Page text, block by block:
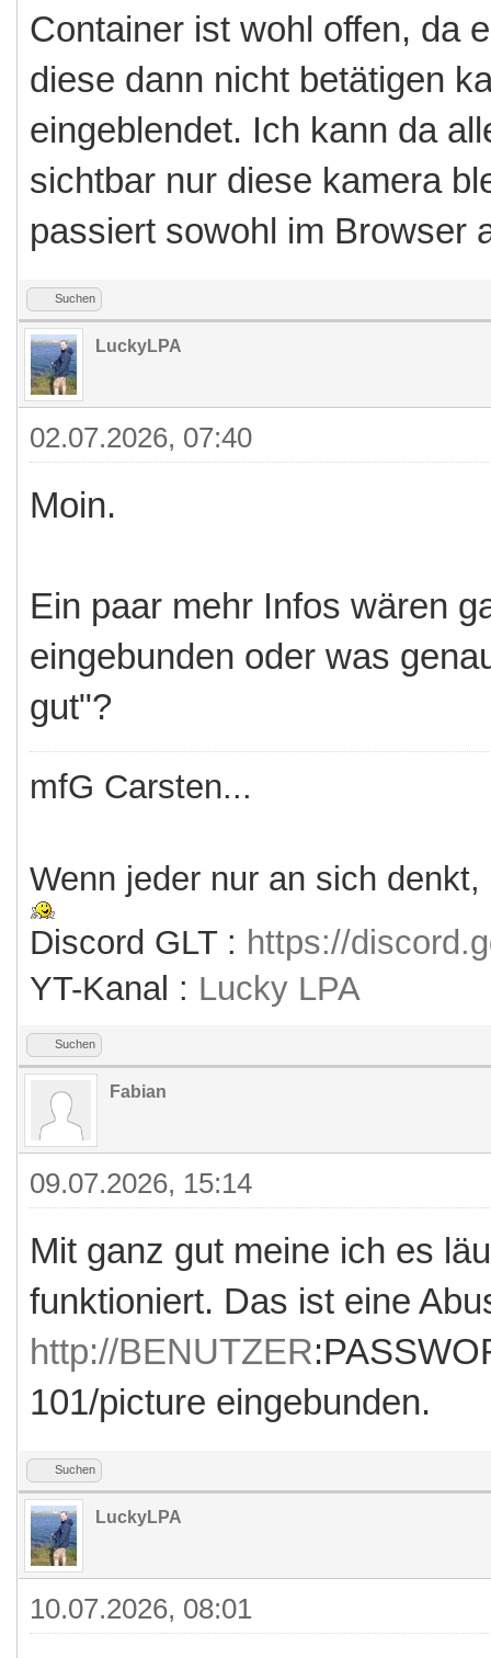
Container ist wohl offen, da
diese dann nicht betätigen
eingeblendet. Ich kann da
sichtbar nur diese kamera
passiert sowohl im Browser
Suchen
LuckyLPA
02.07.2026, 07:40
Moin.
Ein paar mehr Infos wären
eingebunden oder was
gut"?
mfG Carsten...
Wenn jeder nur an sich
Discord GLT : https://
YT-Kanal : Lucky LPA
Suchen
Fabian
09.07.2026, 15:14
Mit ganz gut meine ich es
funktioniert. Das ist eine
http://BENUTZER
101/picture eingebunden.
Suchen
LuckyLPA
10.07.2026, 08:01